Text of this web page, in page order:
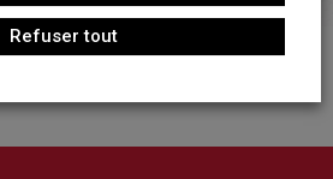
Refuser tout